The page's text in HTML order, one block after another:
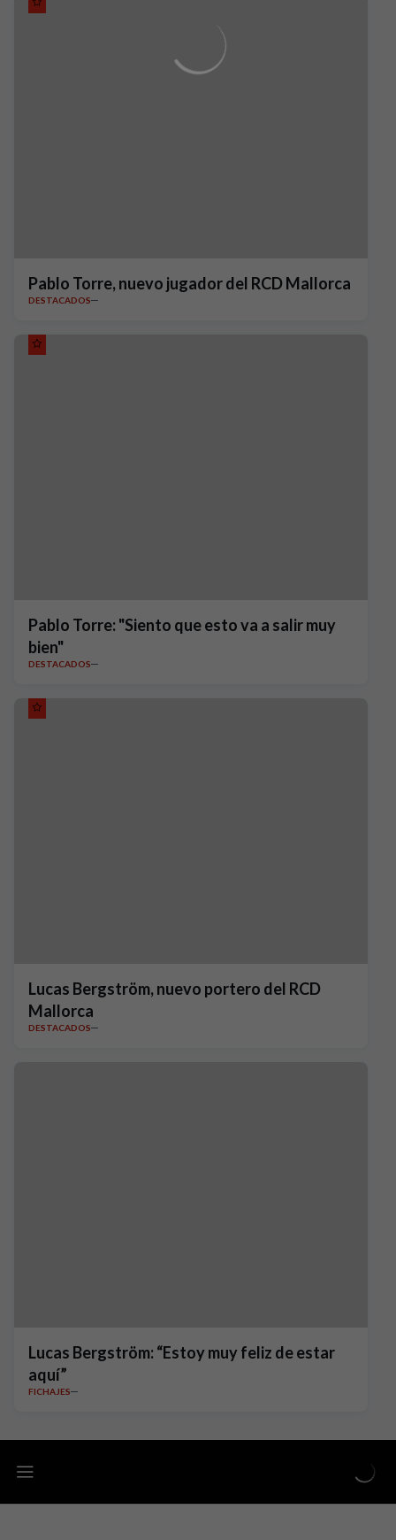
Pablo Torre, nuevo jugador del RCD Mallorca
DESTACADOS
Pablo Torre: "Siento que esto va a salir muy
bien"
DESTACADOS
Lucas Bergström, nuevo portero del RCD
Mallorca
DESTACADOS
Lucas Bergström: “Estoy muy feliz de estar
aquí”
FICHAJES